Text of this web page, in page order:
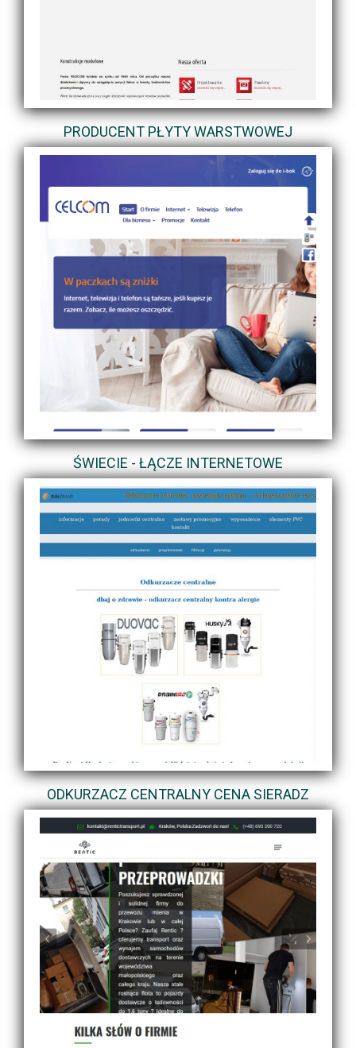
PRODUCENT PŁYTY WARSTWOWEJ
ŚWIECIE - ŁĄCZE INTERNETOWE
ODKURZACZ CENTRALNY CENA SIERADZ